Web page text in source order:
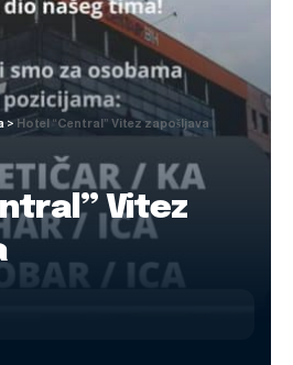
> Hotel “Central” Vitez zapošljava
Vitez